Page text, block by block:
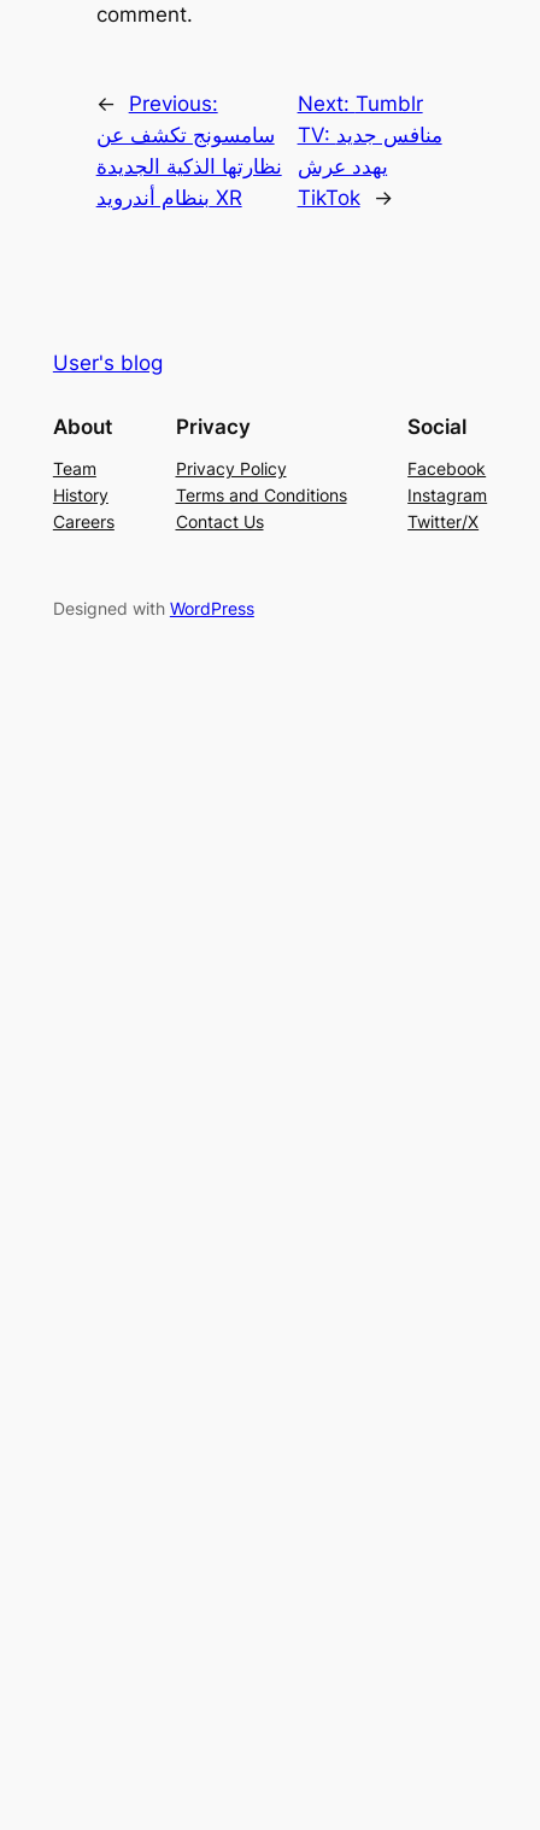
comment.
←
Previous:
سامسونج تكشف عن
نظارتها الذكية الجديدة
بنظام أندرويد XR
Next: Tumblr
TV: منافس جديد
يهدد عرش
TikTok
→
User's blog
About
Team
History
Careers
Privacy
Privacy Policy
Terms and Conditions
Contact Us
Social
Facebook
Instagram
Twitter/X
Designed with WordPress